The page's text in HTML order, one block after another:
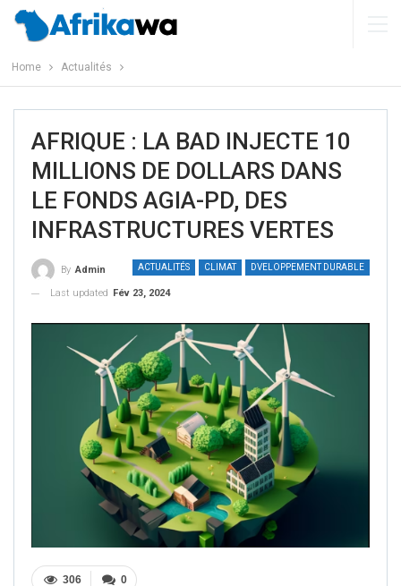
Home Actualités
AFRIQUE : LA BAD INJECTE 10
MILLIONS DE DOLLARS DANS
LE FONDS AGIA-PD, DES
INFRASTRUCTURES VERTES
ACTUALITÉS CLIMAT DVELOPPEMENT DURABLE
By Admin
Last updated
Fév 23, 2024
0
306